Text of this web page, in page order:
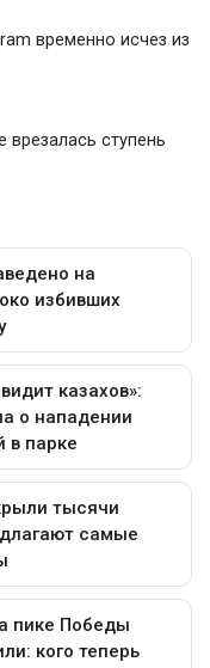
временно исчез из
врезалась ступень